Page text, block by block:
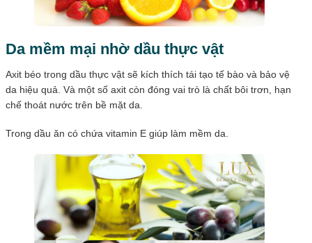
Da mềm mại nhờ dầu thực vật
Axit béo trong dầu thực vật sẽ kích thích tái tạo tế bào và bảo vệ
da hiệu quả. Và một số axit còn đóng vai trò là chất bôi trơn, hạn
chế thoát nước trên bề mặt da.
Trong dầu ăn có chứa vitamin E giúp làm mềm da.